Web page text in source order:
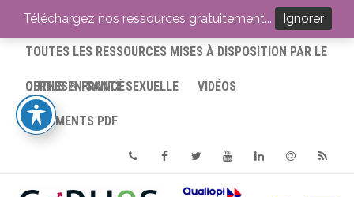
ACCUEIL
TOUTES LES RESSOURCES MISES À DISPOSITION PAR LE
CERHES® FRANCE
OUTILS EN SANTÉ SEXUELLE VIDÉOS
DOCUMENTS PDF
PhoneFacebookTwitterYoutube
Téléchargez nos ressources gratuitement... Ignorer